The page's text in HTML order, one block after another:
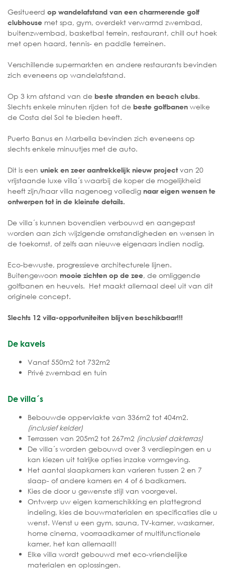
Gesitueerd op wandelafstand van een charmerende golf
clubhouse met spa, gym, overdekt verwarmd zwembad,
buitenzwembad, basketbal terrein, restaurant, chill out hoek
met open haard, tennis- en paddle terreinen.
Verschillende supermarkten en andere restaurants bevinden
zich eveneens op wandelafstand.
Op 3 km afstand van de beste stranden en beach clubs.
Slechts enkele minuten rijden tot de beste golfbanen welke
de Costa del Sol te bieden heeft.
Puerto Banus en Marbella bevinden zich eveneens op
slechts enkele minuutjes met de auto.
Dit is een uniek en zeer aantrekkelijk nieuw projectvan 20
vrijstaande luxe villa´s waarbij de koper de mogelijkheid
heeft zijn/haar villa nagenoeg volledig naar eigen wensen te
ontwerpen tot in de kleinste details.
De villa´s kunnen bovendien verbouwd en aangepast
worden aan zich wijzigende omstandigheden en wensen in
de toekomst, of zelfs aan nieuwe eigenaars indien nodig.
Eco-bewuste, progressieve architecturele lijnen.
Buitengewoon mooie zichten op de zee, de omliggende
golfbanen en heuvels. Het maakt allemaal deel uit van dit
originele concept.
Slechts 12 villa-opportuniteiten blijven beschikbaar!!!
De kavels
Vanaf 550m2 tot 732m2
Privé zwembad en tuin
De villa´s
Bebouwde oppervlakte van 336m2 tot 404m2.
(inclusief kelder)
Terrassen van 205m2 tot 267m2 (inclusief dakterras)
De villa´s worden gebouwd over 3 verdiepingen en u
kan kiezen uit talrijke opties inzake vormgeving.
Het aantal slaapkamers kan varieren tussen 2 en 7
slaap- of andere kamers en 4 of 6 badkamers.
Kies de door u gewenste stijl van voorgevel.
Ontwerp uw eigen kamerschikking en plattegrond
indeling, kies de bouwmaterialen en specificaties die u
wenst. Wenst u een gym, sauna, TV-kamer, waskamer,
home cinema, voorraadkamer of multifunctionele
kamer, het kan allemaal!!
Elke villa wordt gebouwd met eco-vriendelijke
materialen en oplossingen.